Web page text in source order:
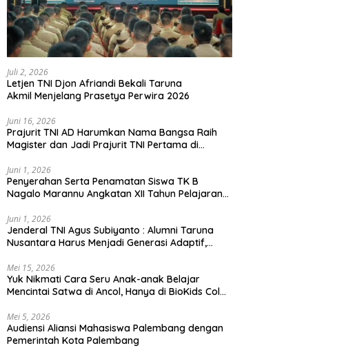
Juli 2, 2026
Letjen TNI Djon Afriandi Bekali Taruna
Akmil Menjelang Prasetya Perwira 2026
Juni 16, 2026
Prajurit TNI AD Harumkan Nama Bangsa Raih
Magister dan Jadi Prajurit TNI Pertama di
Juni 1, 2026
Penyerahan Serta Penamatan Siswa TK B
Nagalo Marannu Angkatan XII Tahun Pelajaran
Juni 1, 2026
Jenderal TNI Agus Subiyanto : Alumni Taruna
Nusantara Harus Menjadi Generasi Adaptif,
Mei 15, 2026
Yuk Nikmati Cara Seru Anak-anak Belajar
Mencintai Satwa di Ancol, Hanya di BioKids Color
Mei 5, 2026
Audiensi Aliansi Mahasiswa Palembang dengan
Pemerintah Kota Palembang